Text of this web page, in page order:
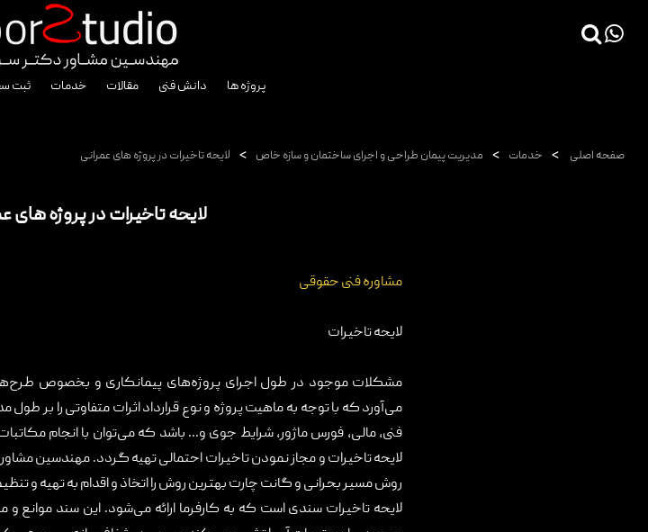
پروژه ها دانش فنی مقالات خدمات ثبت
×
صفحه اصلی > خدمات > مدیریت پیمان طراحی و اجرای ساختمان و سازه خاص > لایحه تاخیرات در پروژه های عمرانی
لایحه تاخیرات در پروژه های
مشاوره فنی حقوقی
لایحه تاخیرات
مشکلات موجود در طول اجرای پروژه‌های پیمانکاری و بخصوص
می‌آورد که با توجه به ماهیت پروژه و نوع قرارداد اثرات متفاوتی را بر
فنی، مالی، فورس ماژور، شرایط جوی و... باشد که می‌توان با انجام
لایحه تاخیرات و مجاز نمودن تاخیرات احتمالی تهیه گردد. مهندسین
روش مسیر بحرانی و گانت چارت بهترین روش را اتخاذ و اقدام به تهیه و
لایحه تاخیرات سندی است که به کارفرما ارائه می‌شود. این سند موانع